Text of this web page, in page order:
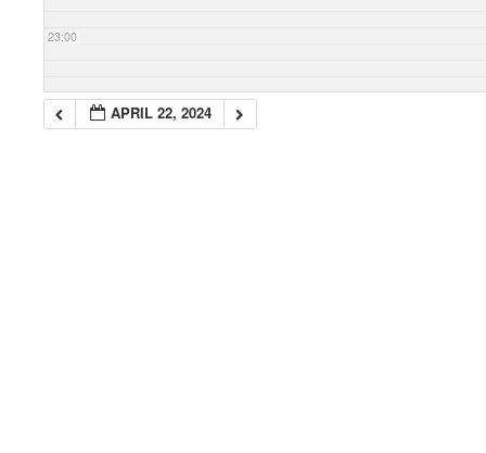
23:00
APRIL 22, 2024